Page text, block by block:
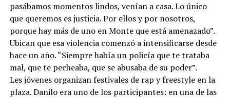
pasábamos momentos lindos, venían a casa. Lo único
que queremos es justicia. Por ellos y por nosotros,
porque hay más de uno en Monte que está amenazado”.
Ubican que esa violencia comenzó a intensificarse desde
hace un año. “Siempre había un policía que te trataba
mal, que te pecheaba, que se abusaba de su poder”.
Les jóvenes organizan festivales de rap y freestyle en la
plaza. Danilo era uno de los participantes: en una de las